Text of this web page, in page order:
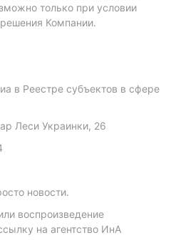
только при условии
Компании.
в Реестре субъектов в сфере
Леси Украинки, 26
новости.
воспроизведение
на агентство ИнА